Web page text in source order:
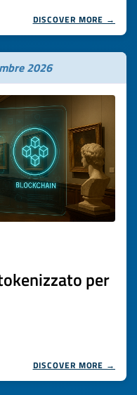
DISCOVER MORE →
2026
per
DISCOVER MORE →